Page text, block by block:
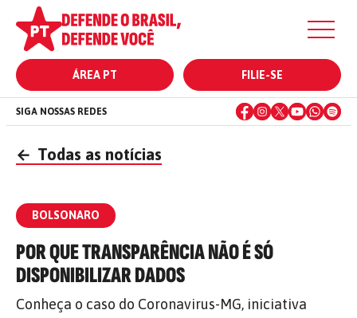
ÁREA PT FILIE-SE
SIGA NOSSAS REDES
← Todas as notícias
BOLSONARO
POR QUE TRANSPARÊNCIA NÃO É SÓ
DISPONIBILIZAR DADOS
Conheça o caso do Coronavirus-MG, iniciativa